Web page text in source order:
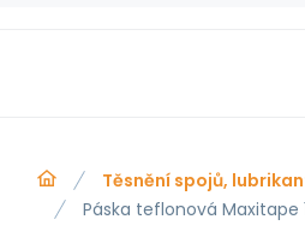
Těsnění spojů,
Páska teflonová Maxitape